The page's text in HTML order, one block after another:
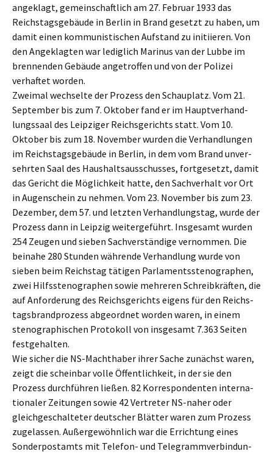
angeklagt, gemein­schaft­lich am 27. Febru­ar 1933 das
Reichs­tags­ge­bäu­de in Berlin in Brand gesetzt zu haben, um
damit einen kommu­nis­ti­schen Aufstand zu initi­ie­ren. Von
den Angeklag­ten war ledig­lich Marinus van der Lubbe im
brennen­den Gebäu­de angetrof­fen und von der Polizei
verhaf­tet worden.
Zweimal wechsel­te der Prozess den Schau­platz. Vom 21.
Septem­ber bis zum 7. Oktober fand er im Haupt­ver­hand­
lungs­saal des Leipzi­ger Reichs­ge­richts statt. Vom 10.
Oktober bis zum 18. Novem­ber wurden die Verhand­lun­gen
im Reichs­tags­ge­bäu­de in Berlin, in dem vom Brand unver­
sehr­ten Saal des Haushalts­aus­schus­ses, fortge­setzt, damit
das Gericht die Möglich­keit hatte, den Sachver­halt vor Ort
in Augen­schein zu nehmen. Vom 23. Novem­ber bis zum 23.
Dezem­ber, dem 57. und letzten Verhand­lungs­tag, wurde der
Prozess dann in Leipzig weiter­ge­führt. Insge­samt wurden
254 Zeugen und sieben Sachver­stän­di­ge vernom­men. Die
beina­he 280 Stunden währen­de Verhand­lung wurde von
sieben beim Reichs­tag tätigen Parla­ments­ste­no­gra­phen,
zwei Hilfs­ste­no­gra­phen sowie mehre­ren Schreib­kräf­ten, die
auf Anfor­de­rung des Reichs­ge­richts eigens für den Reichs­
tags­brand­pro­zess abgeord­net worden waren, in einem
steno­gra­phi­schen Proto­koll von insge­samt 7.363 Seiten
festgehalten.
Wie sicher die NS-Macht­ha­ber ihrer Sache zunächst waren,
zeigt die schein­bar volle Öffent­lich­keit, in der sie den
Prozess durch­füh­ren ließen. 82 Korre­spon­den­ten inter­na­
tio­na­ler Zeitun­gen sowie 42 Vertre­ter NS-naher oder
gleich­ge­schal­te­ter deutscher Blätter waren zum Prozess
zugelas­sen. Außer­ge­wöhn­lich war die Errich­tung eines
Sonder­post­amts mit Telefon- und Telegramm­ver­bin­dun­